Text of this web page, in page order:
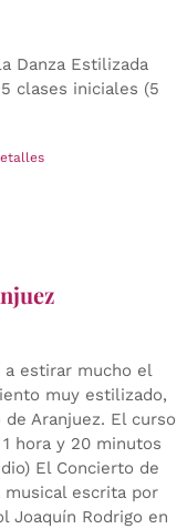
Danza Estilizada
clases iniciales (5
a estirar mucho el
muy estilizado,
Aranjuez. El curso
hora y 20 minutos
El Concierto de
musical escrita por
Joaquín Rodrigo en